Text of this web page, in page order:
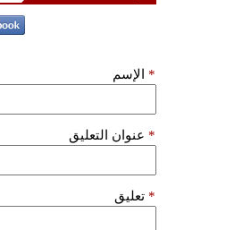
الإسم *
عنوان التعليق *
تعليق *